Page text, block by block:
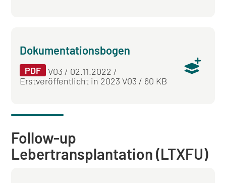
Dokumentationsbogen
PDF
V03 / 02.11.2022 /
Erstveröffentlicht in 2023 V03 / 60 KB
Follow-up
Lebertransplantation (LTXFU)